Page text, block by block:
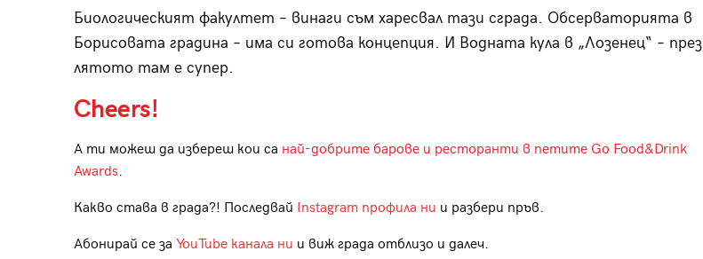
Биологическият факултет – винаги съм харесвал тази сграда. Обсерваторията в
Борисовата градина – има си готова концепция. И Водната кула в „Лозенец“ – през
лятото там е супер.
Cheers!
А ти можеш да избереш кои са най-добрите барове и ресторанти в петите Go Food&Drink
Awards.
Какво става в града?! Последвай Instagram профила ни и разбери пръв.
Абонирай се за YouTube канала ни и виж града отблизо и далеч.